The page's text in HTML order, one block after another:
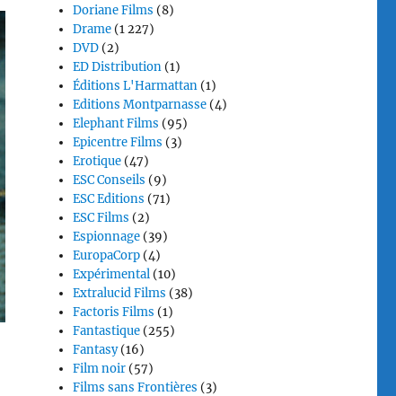
Doriane Films (8)
Drame (1 227)
DVD (2)
ED Distribution (1)
Éditions L'Harmattan (1)
Editions Montparnasse (4)
Elephant Films (95)
Epicentre Films (3)
Erotique (47)
ESC Conseils (9)
ESC Editions (71)
ESC Films (2)
Espionnage (39)
EuropaCorp (4)
Expérimental (10)
Extralucid Films (38)
Factoris Films (1)
Fantastique (255)
Fantasy(16)
Film noir (57)
Films sans Frontières (3)